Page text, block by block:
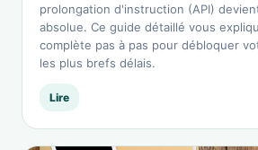
prolongation d'instruction (API)
absolue. Ce guide détaillé vous
complète pas à pas pour débloquer
les plus brefs délais.
Lire